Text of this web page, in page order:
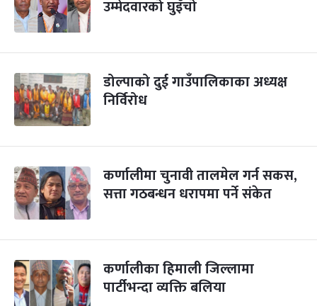
उम्मेदवारको घुइँचो
डोल्पाको दुई गाउँपालिकाका अध्यक्ष
निर्विरोध
कर्णालीमा चुनावी तालमेल गर्न सकस,
सत्ता गठबन्धन धरापमा पर्ने संकेत
कर्णालीका हिमाली जिल्लामा
पार्टीभन्दा व्यक्ति बलिया